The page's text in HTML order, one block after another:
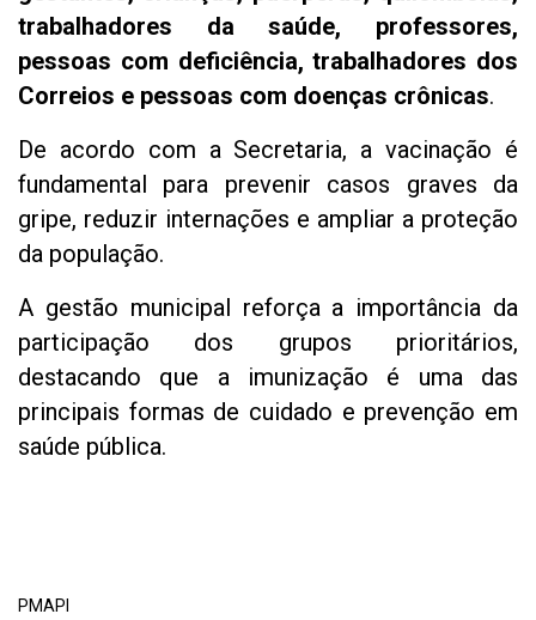
trabalhadores da saúde, professores,
pessoas com deficiência, trabalhadores dos
Correios e pessoas com doenças crônicas.
De acordo com a Secretaria, a vacinação é
fundamental para prevenir casos graves da
gripe, reduzir internações e ampliar a proteção
da população.
A gestão municipal reforça a importância da
participação dos grupos prioritários,
destacando que a imunização é uma das
principais formas de cuidado e prevenção em
saúde pública.
PMAPI